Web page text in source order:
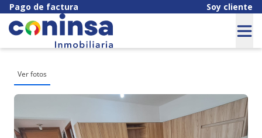
Pago de factura Soy cliente
Ver fotos